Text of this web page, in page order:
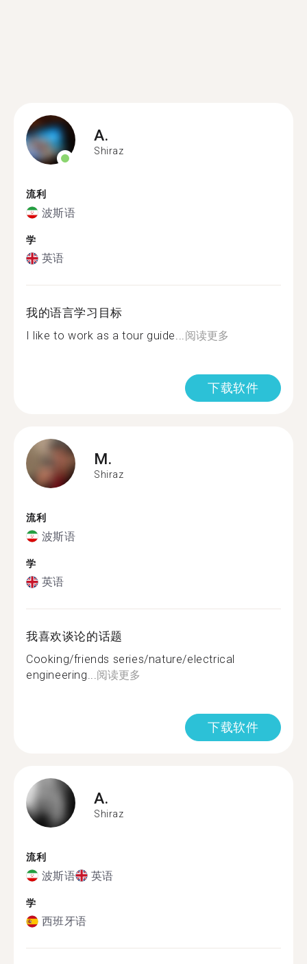
A.
Shiraz
流利
波斯语
学
英语
我的语言学习目标
I like to work as a tour guide...阅读更多
下载软件
M.
Shiraz
流利
波斯语
学
英语
我喜欢谈论的话题
Cooking/friends series/nature/electrical
engineering...阅读更多
下载软件
A.
Shiraz
流利
波斯语 英语
学
西班牙语